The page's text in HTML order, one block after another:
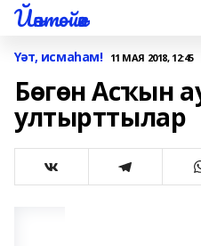
Йәнтөйәк
Үәт, исмаһам! 11 МАЯ 2018, 12:45
Бөгөн Асҡын
ултырттылар